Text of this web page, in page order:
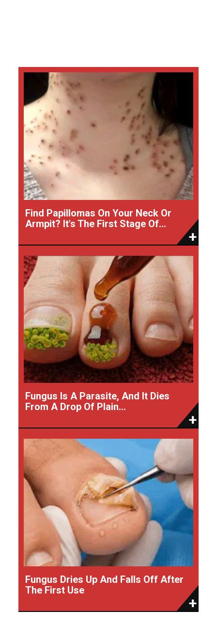
Find Papillomas On Your Neck Or
Armpit? It's The First Stage Of...
Fungus Is A Parasite, And It Dies
From A Drop Of Plain...
Fungus Dries Up And Falls Off After
The First Use